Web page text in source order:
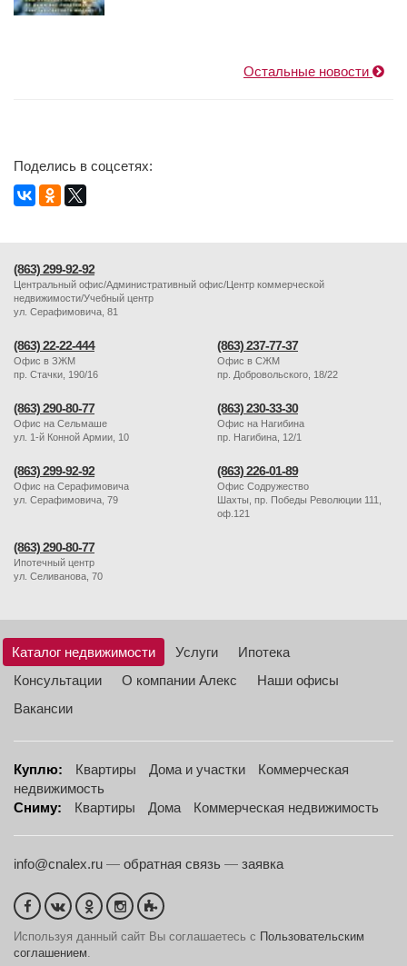
Остальные новости
Поделись в соцсетях:
(863) 299-92-92
Центральный офис/Административный офис/Центр коммерческой
недвижимости/Учебный центр
ул. Серафимовича, 81
(863) 22-22-444
Офис в ЗЖМ
пр. Стачки, 190/16
(863) 237-77-37
Офис в СЖМ
пр. Добровольского, 18/22
(863) 290-80-77
Офис на Сельмаше
ул. 1-й Конной Армии, 10
(863) 230-33-30
Офис на Нагибина
пр. Нагибина, 12/1
(863) 299-92-92
Офис на Серафимовича
ул. Серафимовича, 79
(863) 226-01-89
Офис Содружество
Шахты, пр. Победы Революции 111,
оф.121
(863) 290-80-77
Ипотечный центр
ул. Селиванова, 70
Каталог недвижимости Услуги
Ипотека
Консультации
О компании Алекс
Наши офисы
Вакансии
Куплю: Квартиры Дома и участки
Коммерческая
недвижимость
Сниму:
Квартиры Дома Коммерческая недвижимость
info@cnalex.ru — обратная связь — заявка
Используя данный сайт Вы соглашаетесь с Пользовательским
соглашением.